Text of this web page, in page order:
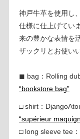
神戸牛革を使用し
仕様に仕上げてい
来の豊かな表情を
ザックリとお使い
◼︎ bag：Rolling
“bookstore bag”
□ shirt：
“supérieur
□ long sleeve tee